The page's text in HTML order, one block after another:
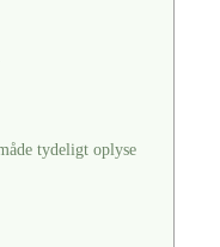
tydeligt oplyse